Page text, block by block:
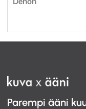
varustettu
tuotteiden
Sisääntuloliitännät
analoginen XLR.
Parempi ääni